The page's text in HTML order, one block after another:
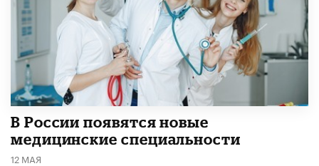
В России появятся новые
медицинские специальности
12 МАЯ